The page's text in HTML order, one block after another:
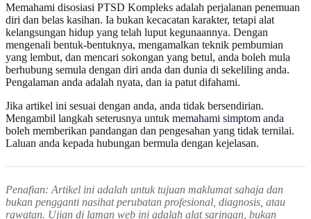
Memahami disosiasi PTSD Kompleks adalah perjalanan penemuan
diri dan belas kasihan. Ia bukan kecacatan karakter, tetapi alat
kelangsungan hidup yang telah luput kegunaannya. Dengan
mengenali bentuk-bentuknya, mengamalkan teknik pembumian
yang lembut, dan mencari sokongan yang betul, anda boleh mula
berhubung semula dengan diri anda dan dunia di sekeliling anda.
Pengalaman anda adalah nyata, dan ia patut difahami.
Jika artikel ini sesuai dengan anda, anda tidak bersendirian.
Mengambil langkah seterusnya untuk memahami simptom anda
boleh memberikan pandangan dan pengesahan yang tidak ternilai.
Laluan anda kepada hubungan bermula dengan kejelasan.
Penafian: Artikel ini adalah untuk tujuan maklumat sahaja dan
bukan pengganti nasihat perubatan profesional, diagnosis, atau
rawatan. Ujian di laman web ini adalah alat saringan, bukan